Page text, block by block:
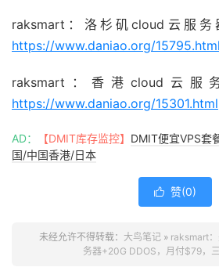
raksmart：洛杉矶cloud云服务
https://www.daniao.org/15795.html
raksmart：香港cloud云服
https://www.daniao.org/15301.html
AD： 【DMIT库存监控】 DMIT便宜VPS套
国/中国香港/日本
 赞(0)
未经允许不得转载： 大鸟笔记» raksmart
务器+20G DDOS，月付$79，